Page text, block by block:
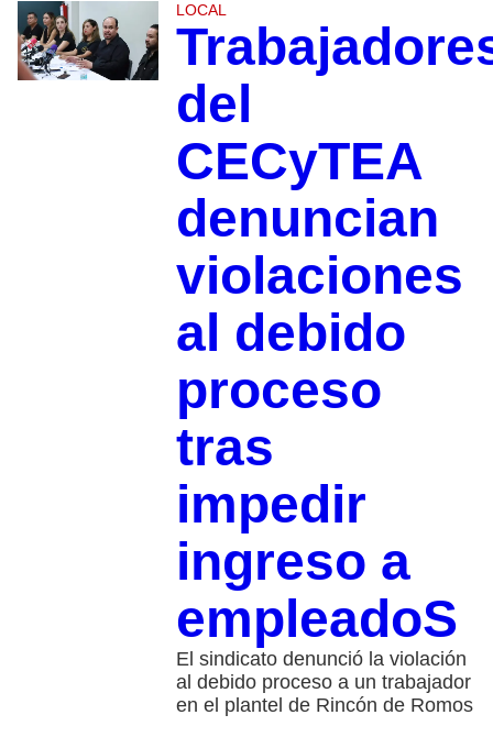
LOCAL
del
CECyTEA
denuncian
violaciones
al debido
proceso
tras
impedir
ingreso a
empleadoS
El sindicato denunció la violación
al debido proceso a un trabajador
en el plantel de Rincón de Romos